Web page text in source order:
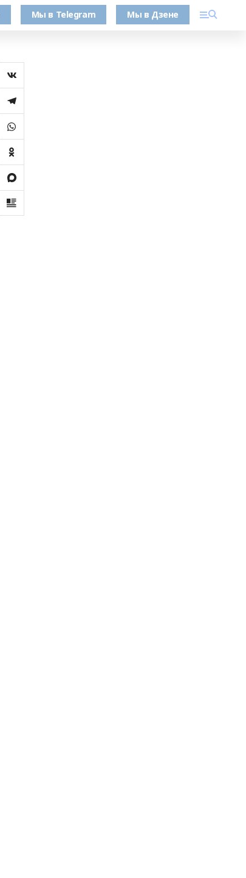
Мы в Telegram Мы в Дзене